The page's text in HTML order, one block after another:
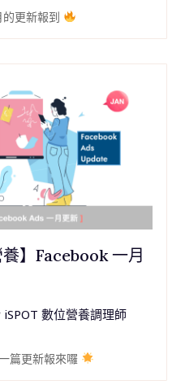
更新報到
】Facebook 一月
iSPOT 數位營養調理師
篇更新報來囉